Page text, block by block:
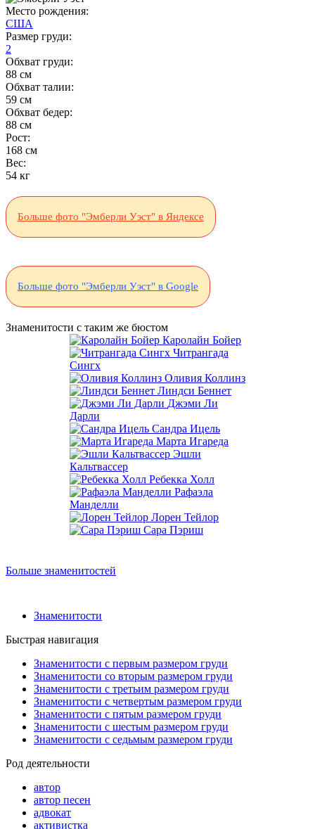
Место рождения:
США
Размер груди:
2
Обхват груди:
88 см
Обхват талии:
59 см
Обхват бедер:
88 см
Рост:
168 см
Вес:
54 кг
Больше фото "Эмберли Уэст" в Яндексе
Больше фото "Эмберли Уэст" в Google
Знаменитости с таким же бюстом
Каролайн Бойер
Читрангада
Сингх
Оливия Коллинз
Линдси Беннет
Джэми Ли
Дарли
Сандра Ицель
Марта Игареда
Эшли
Кальтвассер
Ребекка Холл
Рафаэла
Манделли
Лорен Тейлор
Сара Пэриш
Больше знаменитостей
Знаменитости
Быстрая навигация
Знаменитости с первым размером груди
Знаменитости со вторым размером груди
Знаменитости с третьим размером груди
Знаменитости с четвертым размером груди
Знаменитости с пятым размером груди
Знаменитости с шестым размером груди
Знаменитости с седьмым размером груди
Род деятельности
автор
автор песен
адвокат
активистка